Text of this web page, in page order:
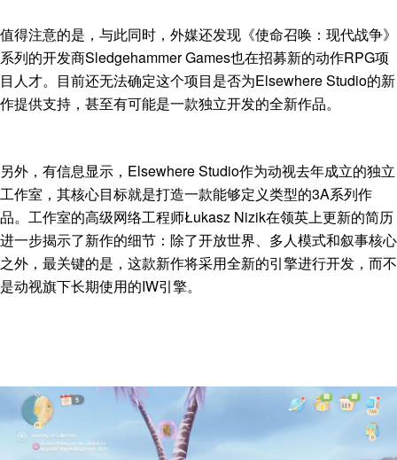
值得注意的是，与此同时，外媒还发现《使命召唤：现代战争》
系列的开发商Sledgehammer Games也在招募新的动作RPG项
目人才。目前还无法确定这个项目是否为Elsewhere Studio的新
作提供支持，甚至有可能是一款独立开发的全新作品。
另外，有信息显示，Elsewhere Studio作为动视去年成立的独立
工作室，其核心目标就是打造一款能够定义类型的3A系列作
品。工作室的高级网络工程师Łukasz Nizik在领英上更新的简历
进一步揭示了新作的细节：除了开放世界、多人模式和叙事核心
之外，最关键的是，这款新作将采用全新的引擎进行开发，而不
是动视旗下长期使用的IW引擎。